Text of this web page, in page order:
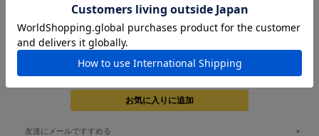
的。流れの速いところから遅いところに入った時や、リトリーブ
スピードを緩めた瞬間に水面直下でより大きく発生する「ゆらぎ
アクション」がバイトを誘発します。
リング : ＃2
購入数： 個
友達にメールですすめる